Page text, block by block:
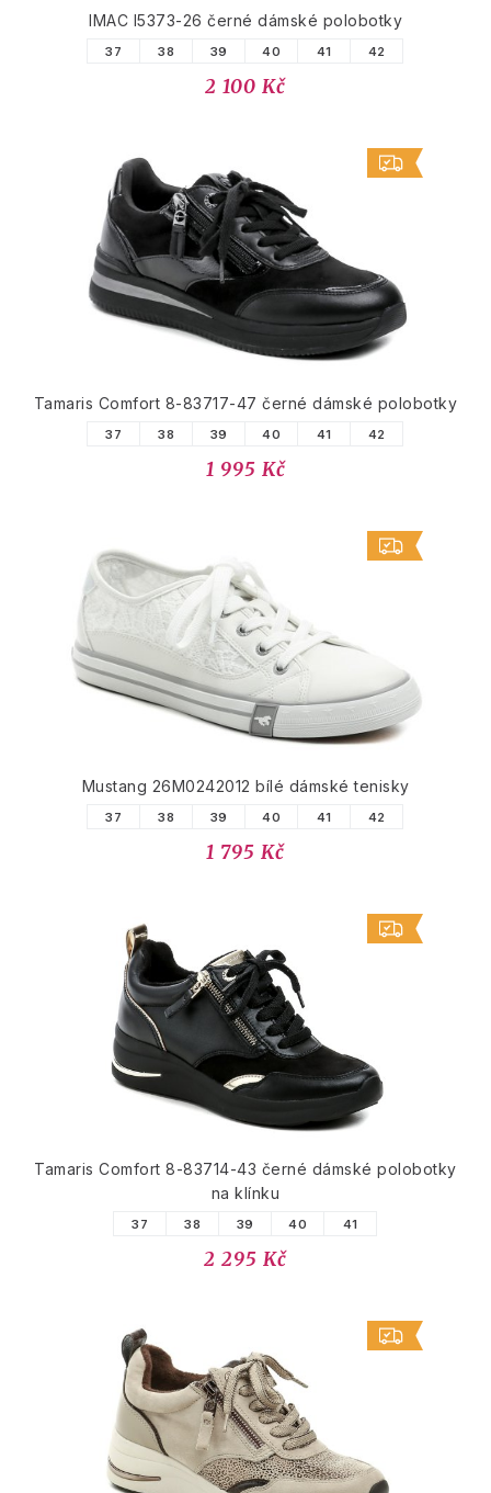
IMAC I5373-26 černé dámské polobotky
37 38 39 40 41 42
2 100 Kč
Tamaris Comfort 8-83717-47 černé dámské polobotky
37 38 39 40 41 42
1 995 Kč
Mustang 26M0242012 bílé dámské tenisky
37 38 39 40 41 42
1 795 Kč
Tamaris Comfort 8-83714-43 černé dámské polobotky
na klínku
37 38 39 40 41
2 295 Kč